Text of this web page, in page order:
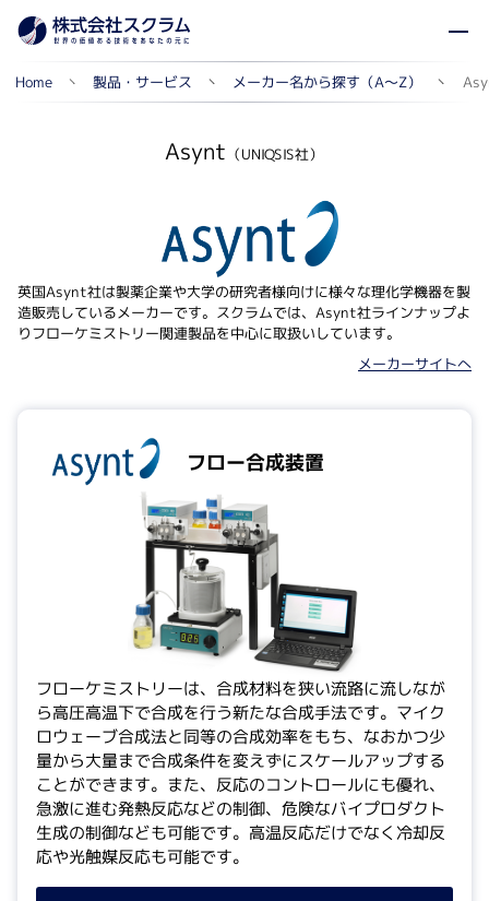
Home 製品・サービス メーカー名から探す（A～Z）
Asynt （UNIQSIS社）
英国Asynt社は製薬企業や大学の研究者様向けに様々な理化学機器を製
造販売しているメーカーです。スクラムでは、Asynt社ラインナップよ
りフローケミストリー関連製品を中心に取扱いしています。
メーカーサイトへ
フロー合成装置
フローケミストリーは、合成材料を狭い流路に流しなが
ら高圧高温下で合成を行う新たな合成手法です。マイク
ロウェーブ合成法と同等の合成効率をもち、なおかつ少
量から大量まで合成条件を変えずにスケールアップする
ことができます。また、反応のコントロールにも優れ、
急激に進む発熱反応などの制御、危険なバイプロダクト
生成の制御なども可能です。高温反応だけでなく冷却反
応や光触媒反応も可能です。